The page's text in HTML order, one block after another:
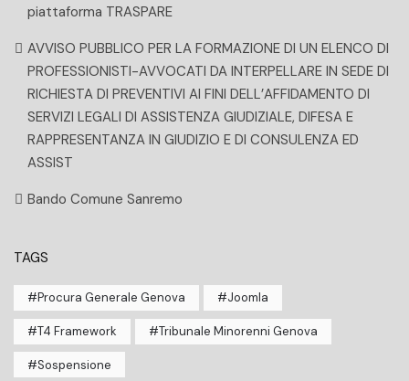
piattaforma TRASPARE
AVVISO PUBBLICO PER LA FORMAZIONE DI UN ELENCO DI
PROFESSIONISTI-AVVOCATI DA INTERPELLARE IN SEDE DI
RICHIESTA DI PREVENTIVI AI FINI DELL’AFFIDAMENTO DI
SERVIZI LEGALI DI ASSISTENZA GIUDIZIALE, DIFESA E
RAPPRESENTANZA IN GIUDIZIO E DI CONSULENZA ED
ASSIST
Bando Comune Sanremo
TAGS
Procura Generale Genova Joomla
T4 Framework Tribunale Minorenni Genova
Sospensione